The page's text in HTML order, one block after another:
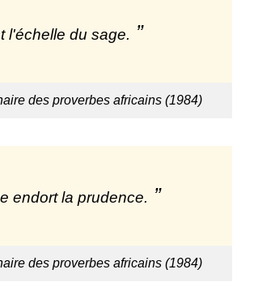
l'échelle du sage.
des proverbes africains (1984)
endort la prudence.
des proverbes africains (1984)